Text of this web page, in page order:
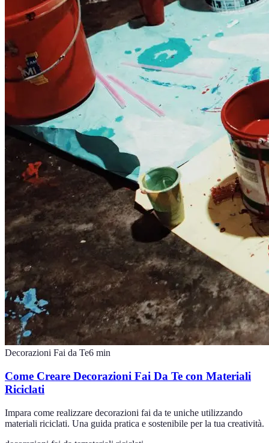
Decorazioni Fai da Te6 min
Come Creare Decorazioni Fai Da Te con Materiali
Riciclati
Impara come realizzare decorazioni fai da te uniche utilizzando
materiali riciclati. Una guida pratica e sostenibile per la tua creatività.